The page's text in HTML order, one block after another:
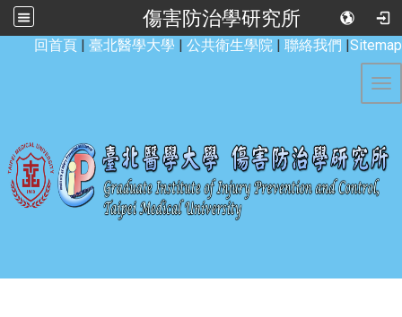
傷害防治學研究所
回首頁 | 臺北醫學大學 | 公共衛生學院 | 聯絡我們 |Sitemap